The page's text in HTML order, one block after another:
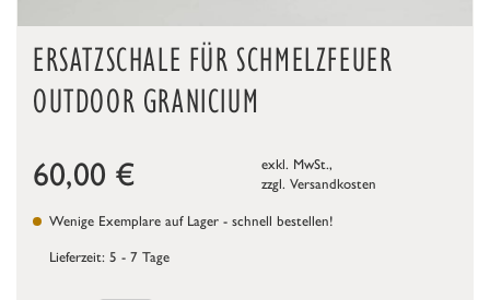
ERSATZSCHALE FÜR SCHMELZFEUER
OUTDOOR GRANICIUM
60,00 €
exkl. MwSt.,
zzgl. Versandkosten
Wenige Exemplare auf Lager - schnell bestellen!
Lieferzeit: 5 - 7 Tage